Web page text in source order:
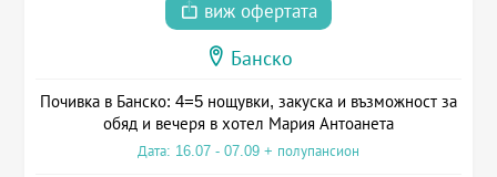
виж офертата
Банско
Почивка в Банско: 4=5 нощувки, закуска и възможност за
обяд и вечеря в хотел Мария Антоанета
Дата: 16.07 - 07.09 + полупансион